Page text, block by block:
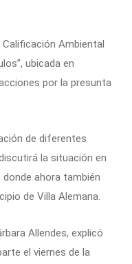
Ambiental
ubicada en
por la presunta
de diferentes
la situación en
donde ahora también
de Villa Alemana.
Allendes, explicó
el viernes de la